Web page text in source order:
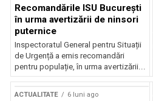
Recomandările ISU București
în urma avertizării de ninsori
puternice
Inspectoratul General pentru Situații
de Urgență a emis recomandări
pentru populație, în urma avertizării...
ACTUALITATE 6 luni ago